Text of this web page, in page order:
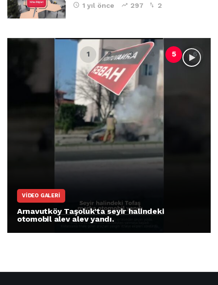
1 yıl önce 297 2
VIDEO GALERI
Arnavutköy Taşoluk’ta seyir halindeki
otomobil alev alev yandı.